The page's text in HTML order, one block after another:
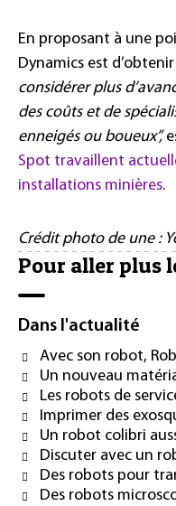
En proposant à une
Dynamics est
considérer plus
des coûts et de
enneigés ou boueux”,
Spot travaillent
installations minières.
Crédit photo de une :
Pour aller plus
Dans l'actualité
Avec son robot,
Un nouveau
Les robots de
Imprimer des
Un robot colibri
Discuter avec un
Des robots pour
Des robots